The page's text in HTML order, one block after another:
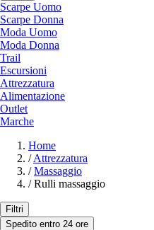
Scarpe Uomo
Scarpe Donna
Moda Uomo
Moda Donna
Trail
Escursioni
Attrezzatura
Alimentazione
Outlet
Marche
Home
/ Attrezzatura
/ Massaggio
/ Rulli massaggio
Filtri
Spedito entro 24 ore